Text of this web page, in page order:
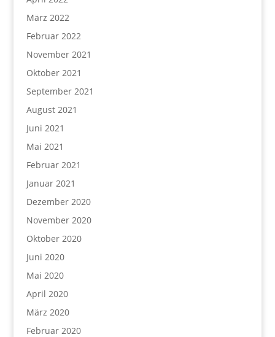
März 2022
Februar 2022
November 2021
Oktober 2021
September 2021
August 2021
Juni 2021
Mai 2021
Februar 2021
Januar 2021
Dezember 2020
November 2020
Oktober 2020
Juni 2020
Mai 2020
April 2020
März 2020
Februar 2020